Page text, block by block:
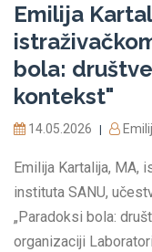
Emilija
bola:
kontekst"
14.05.2026
Emilija Kartalija, MA,
instituta SANU,
„Paradoksi bola:
organizaciji